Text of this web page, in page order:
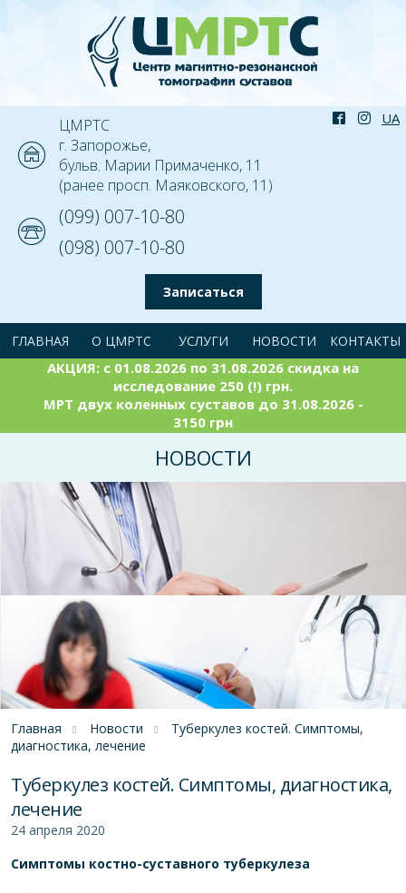
ЦМРТС
г. Запорожье,
бульв. Марии Примаченко, 11
(ранее просп. Маяковского, 11)
(099) 007-10-80
(098) 007-10-80
Записаться
ГЛАВНАЯ О ЦМРТС УСЛУГИ НОВОСТИ КОНТАКТЫ
АКЦИЯ: с 01.08.2026 по 31.08.2026 скидка на
исследование 250 (!) грн.
МРТ двух коленных суставов до 31.08.2026 -
3150 грн
НОВОСТИ
Главная Новости
Туберкулез костей. Симптомы,
диагностика, лечение
Туберкулез костей. Симптомы, диагностика,
лечение
24 апреля 2020
Симптомы костно-суставного туберкулеза